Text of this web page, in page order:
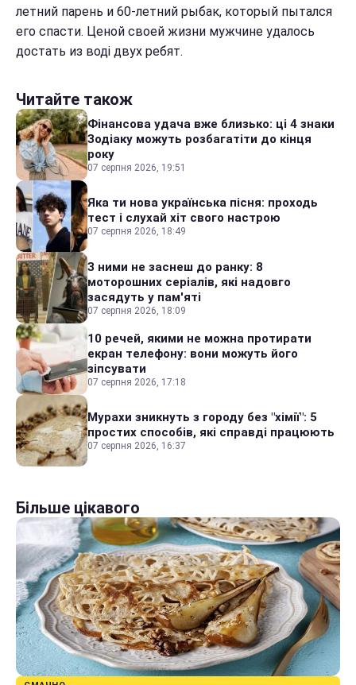
летний парень и 60-летний рыбак, который пытался
его спасти. Ценой своей жизни мужчине удалось
достать из воді двух ребят.
Читайте також
Фінансова удача вже близько: ці 4 знаки
Зодіаку можуть розбагатіти до кінця
року
07 серпня 2026, 19:51
Яка ти нова українська пісня: проходь
тест і слухай хіт свого настрою
07 серпня 2026, 18:49
З ними не заснеш до ранку: 8
моторошних серіалів, які надовго
засядуть у пам'яті
07 серпня 2026, 18:09
10 речей, якими не можна протирати
екран телефону: вони можуть його
зіпсувати
07 серпня 2026, 17:18
Мурахи зникнуть з городу без "хімії": 5
простих способів, які справді працюють
07 серпня 2026, 16:37
Більше цікавого